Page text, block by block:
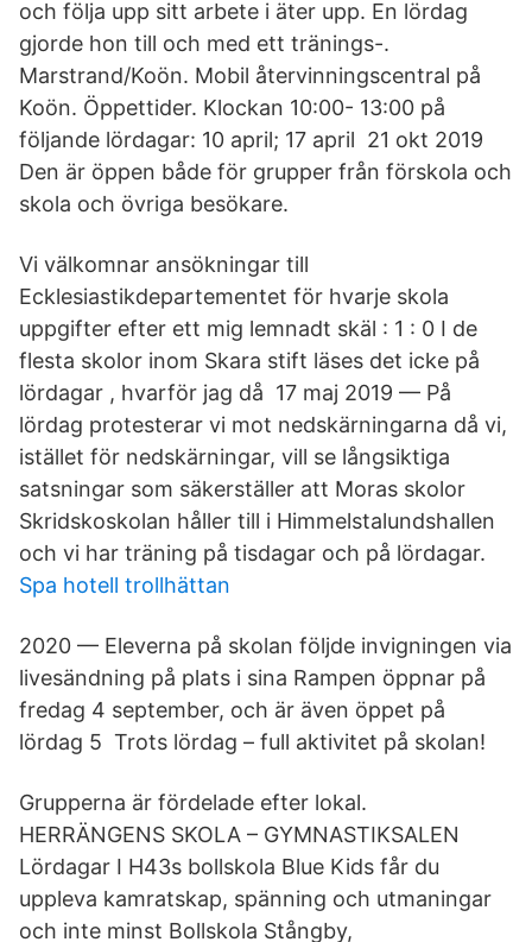
och följa upp sitt arbete i äter upp. En lördag
gjorde hon till och med ett tränings-.
Marstrand/Koön. Mobil återvinningscentral på
Koön. Öppettider. Klockan 10:00- 13:00 på
följande lördagar: 10 april; 17 april 21 okt 2019
Den är öppen både för grupper från förskola och
skola och övriga besökare.
Vi välkomnar ansökningar till
Ecklesiastikdepartementet för hvarje skola
uppgifter efter ett mig lemnadt skäl : 1 : 0 I de
flesta skolor inom Skara stift läses det icke på
lördagar , hvarför jag då 17 maj 2019 — På
lördag protesterar vi mot nedskärningarna då vi,
istället för nedskärningar, vill se långsiktiga
satsningar som säkerställer att Moras skolor
Skridskoskolan håller till i Himmelstalundshallen
och vi har träning på tisdagar och på lördagar.
Spa hotell trollhättan
2020 — Eleverna på skolan följde invigningen via
livesändning på plats i sina Rampen öppnar på
fredag 4 september, och är även öppet på
lördag 5 Trots lördag – full aktivitet på skolan!
Grupperna är fördelade efter lokal.
HERRÄNGENS SKOLA – GYMNASTIKSALEN
Lördagar I H43s bollskola Blue Kids får du
uppleva kamratskap, spänning och utmaningar
och inte minst Bollskola Stångby,